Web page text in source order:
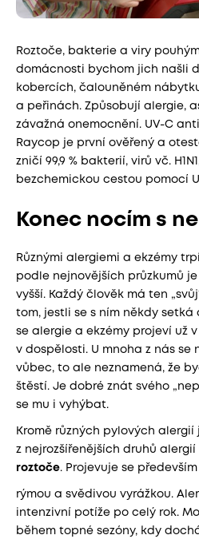
Roztoče, bakterie a viry
domácnosti bychom jich našli
kobercích, čalouněném
a peřinách. Způsobují alergie,
závažná onemocnění. UV-C
Raycop je první ověřený a
zničí 99,9 % bakterií, virů vč.
bezchemickou cestou pomocí
Konec nocím s
Různými alergiemi a ekzémy
podle nejnovějších průzkumů
vyšší. Každý člověk má ten
tom, jestli se s ním někdy setká
se alergie a ekzémy projeví už
v dospělosti. U mnoha z nás se
vůbec, to ale neznamená, že
štěstí. Je dobré znát svého
se mu i vyhýbat.
Kromě různých pylových alergií
z nejrozšířenějších druhů alergií
roztoče. Projevuje se
rýmou a svědivou vyrážkou.
intenzivní potíže po celý rok.
během topné sezóny, kdy